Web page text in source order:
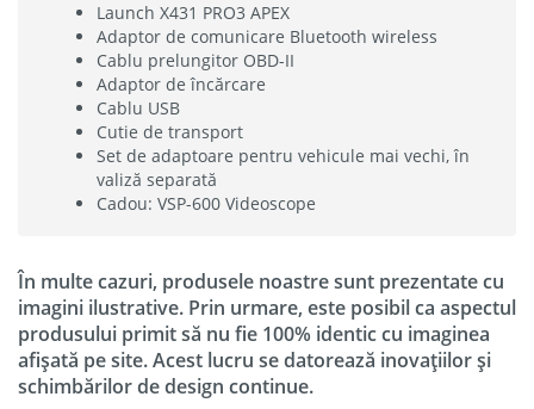
Launch X431 PRO3 APEX
Adaptor de comunicare Bluetooth wireless
Cablu prelungitor OBD-II
Adaptor de încărcare
Cablu USB
Cutie de transport
Set de adaptoare pentru vehicule mai vechi, în
valiză separată
Cadou: VSP-600 Videoscope
În multe cazuri, produsele noastre sunt prezentate cu
imagini ilustrative. Prin urmare, este posibil ca aspectul
produsului primit să nu fie 100% identic cu imaginea
afișată pe site. Acest lucru se datorează inovațiilor și
schimbărilor de design continue.